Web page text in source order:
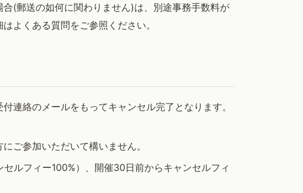
(郵送の如何に関わりません)は、別途事務手数料が
よくある質問をご参照ください。
連絡のメールをもってキャンセル完了となります。
ご参加いただいて構いません。
ルフィー100%）、開催30日前からキャンセルフィ